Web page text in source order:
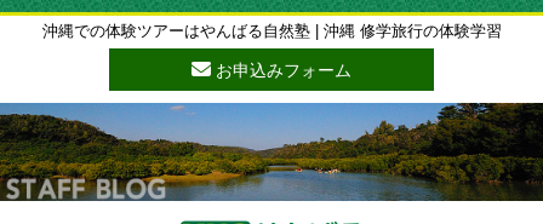
沖縄での体験ツアーはやんばる自然塾 | 沖縄 修学旅行の体験学習
お申込みフォーム